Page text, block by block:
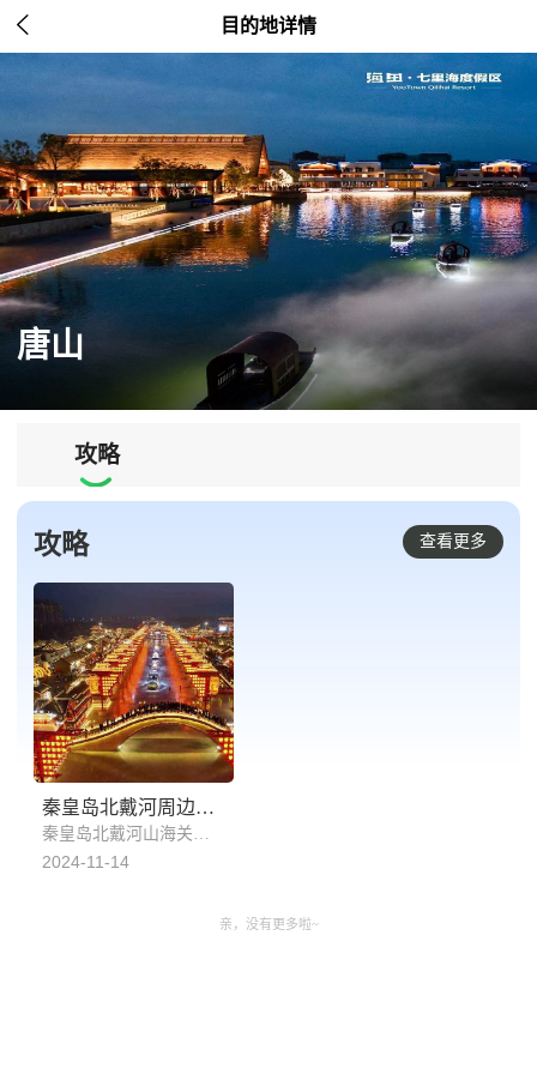
 目的地详情
唐山
攻略

攻略 查看更多
秦皇岛北戴河周边竞品旅游线路推荐：秦皇岛北戴河山海关东戴河（卢龙抚宁青龙昌黎）唐山河头老街+唐山宴+唐山动物园精品一日游
秦皇岛北戴河山海关东戴河（卢龙抚宁青龙昌黎）河头老街+唐山宴+唐山动物园精品一日游，一日游览河头老街+唐山宴+唐山动物园，包揽唐山饮食文化及深厚历史底蕴
2024-11-14
亲，没有更多啦~